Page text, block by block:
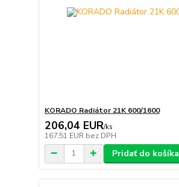
KORADO Radiátor 21K 600/1600
206,04 EUR/ks
167,51 EUR bez DPH
Pridať do košíka